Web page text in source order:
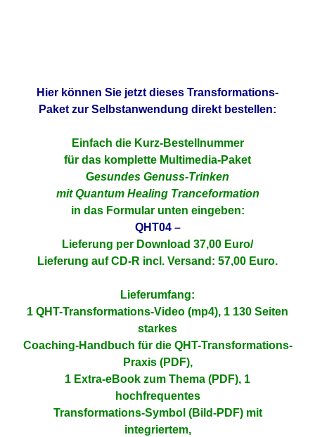
Hier können Sie jetzt dieses Transformations-
Paket zur Selbstanwendung direkt bestellen:
Einfach die Kurz-Bestellnummer
für das komplette Multimedia-Paket
Gesundes Genuss-Trinken
mit Quantum Healing Tranceformation
in das Formular unten eingeben:
QHT04 –
Lieferung per Download 37,00 Euro/
Lieferung auf CD-R incl. Versand: 57,00 Euro.
Lieferumfang:
1 QHT-Transformations-Video (mp4), 1 130 Seiten
starkes
Coaching-Handbuch für die QHT-Transformations-
Praxis (PDF),
1 Extra-eBook zum Thema (PDF), 1
hochfrequentes
Transformations-Symbol (Bild-PDF) mit
integriertem,